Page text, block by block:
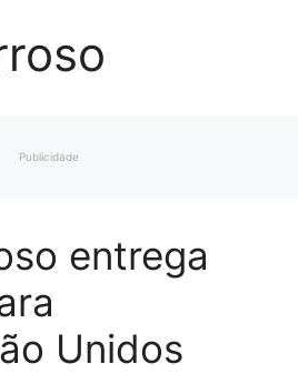
Publicidade
entrega
Unidos